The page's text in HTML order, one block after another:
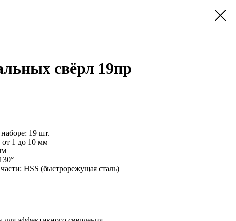
свёрл 19пр
19 шт.
от 1 до 10 мм
HSS (быстрорежущая сталь)